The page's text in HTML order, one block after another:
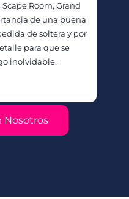
Room, Grand
de una buena
de soltera y por
para que se
inolvidable.
Nosotros